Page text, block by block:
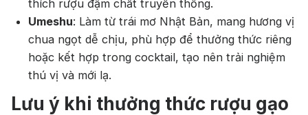
Rượu Vang Vang Pháp
Rượu Vang Ý
Rượu Vang Đỏ
Rượu Vang Trắng Whisky
thích rượu đậm chất truyền thống.
Umeshu: Làm từ trái mơ Nhật Bản, mang hương vị
chua ngọt dễ chịu, phù hợp để thưởng thức riêng
hoặc kết hợp trong cocktail, tạo nên trải nghiệm
thú vị và mới lạ.
Lưu ý khi thưởng thức rượu gạo